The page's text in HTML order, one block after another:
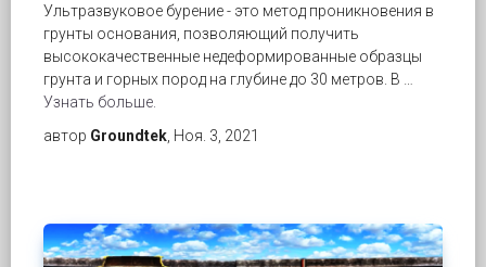
Ультразвуковое бурение - это метод проникновения в
грунты основания, позволяющий получить
высококачественные недеформированные образцы
грунта и горных пород на глубине до 30 метров. В …
Узнать больше.
автор Groundtek , Ноя. 3, 2021